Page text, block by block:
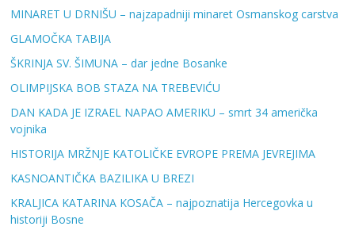
MINARET U DRNIŠU – najzapadniji minaret Osmanskog carstva
GLAMOČKA TABIJA
ŠKRINJA SV. ŠIMUNA – dar jedne Bosanke
OLIMPIJSKA BOB STAZA NA TREBEVIĆU
DAN KADA JE IZRAEL NAPAO AMERIKU – smrt 34 američka
vojnika
HISTORIJA MRŽNJE KATOLIČKE EVROPE PREMA JEVREJIMA
KASNOANTIČKA BAZILIKA U BREZI
KRALJICA KATARINA KOSAČA – najpoznatija Hercegovka u
historiji Bosne